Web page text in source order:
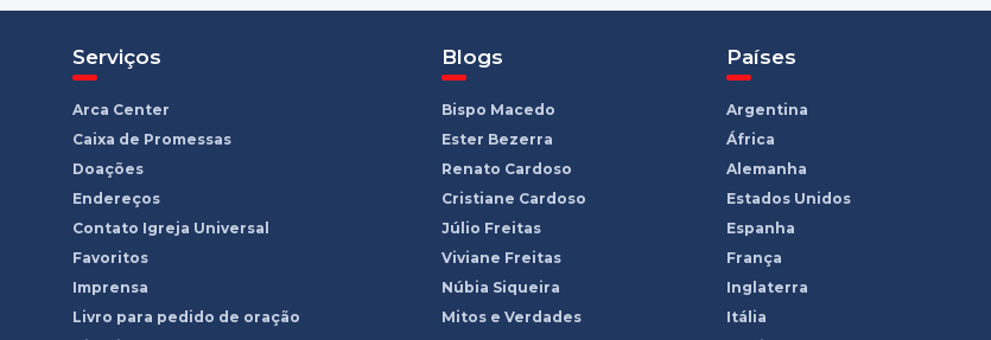
Serviços
Arca Center
Caixa de Promessas
Doações
Endereços
Contato Igreja Universal
Favoritos
Imprensa
Livro para pedido de oração
Blogs
Bispo Macedo
Ester Bezerra
Renato Cardoso
Cristiane Cardoso
Júlio Freitas
Viviane Freitas
Núbia Siqueira
Mitos e Verdades
Países
Argentina
África
Alemanha
Estados Unidos
Espanha
França
Inglaterra
Itália